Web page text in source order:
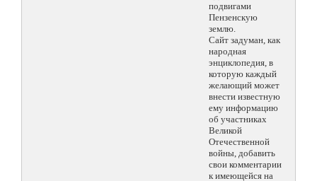
подвигами
Пензенскую
землю.
Сайт задуман, как
народная
энциклопедия, в
которую каждый
желающий может
внести известную
ему информацию
об участниках
Великой
Отечественной
войны, добавить
свои комментарии
к имеющейся на